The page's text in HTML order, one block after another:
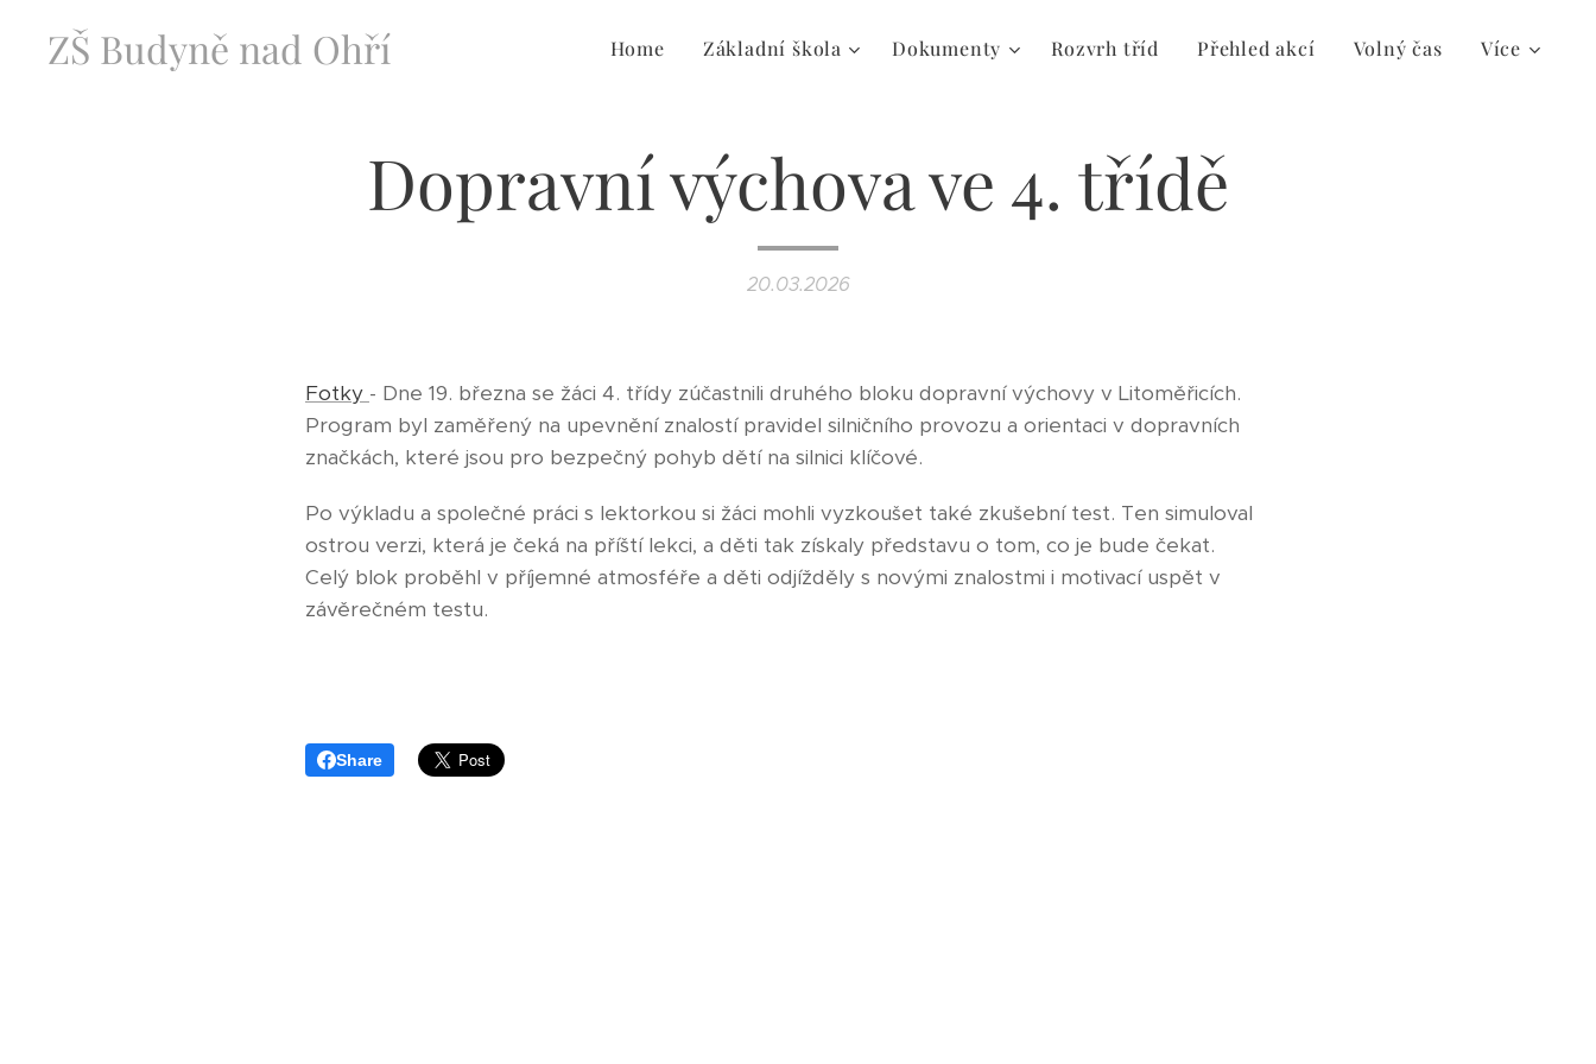
ZŠ Budyně nad Ohří Home Základní škola Dokumenty Rozvrh tříd Přehled akcí Volný čas Více
Dopravní výchova ve 4. třídě
20.03.2026
Fotky - Dne 19. března se žáci 4. třídy zúčastnili druhého bloku dopravní výchovy v Litoměřicích.
Program byl zaměřený na upevnění znalostí pravidel silničního provozu a orientaci v dopravních
značkách, které jsou pro bezpečný pohyb dětí na silnici klíčové.
Po výkladu a společné práci s lektorkou si žáci mohli vyzkoušet také zkušební test. Ten simuloval
ostrou verzi, která je čeká na příští lekci, a děti tak získaly představu o tom, co je bude čekat.
Celý blok proběhl v příjemné atmosféře a děti odjížděly s novými znalostmi i motivací uspět v
závěrečném testu.
Share